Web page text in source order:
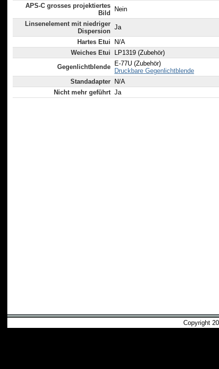
APS-C grosses projektiertes
Bild
Nein
Linsenelement mit niedriger
Dispersion
Ja
Hartes Etui
N/A
Weiches Etui
LP1319 (Zubehör)
Gegenlichtblende
E-77U (Zubehör)
Druckbare Gegenlichtblende
Standadapter
N/A
Nicht mehr geführt Ja
Copyright